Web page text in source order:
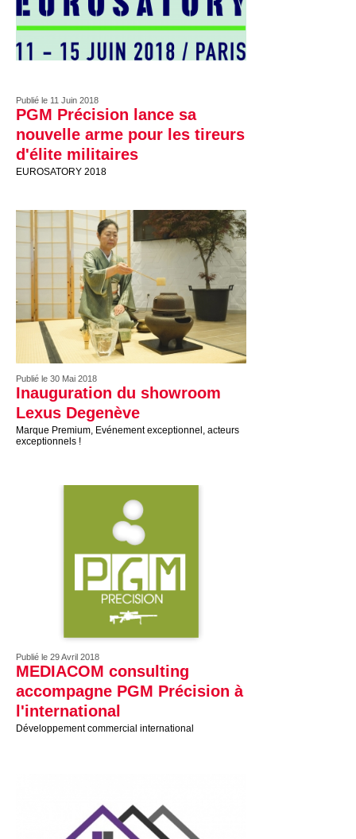
Publié le 11 Juin 2018
PGM Précision lance sa
nouvelle arme pour les tireurs
d'élite militaires
EUROSATORY 2018
Publié le 30 Mai 2018
Inauguration du showroom
Lexus Degenève
Marque Premium, Evénement exceptionnel, acteurs
exceptionnels !
Publié le 29 Avril 2018
MEDIACOM consulting
accompagne PGM Précision à
l'international
Développement commercial international